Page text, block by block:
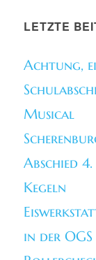
LETZTE
Achtung,
Musical
Abschied
Kegeln
in der OGS